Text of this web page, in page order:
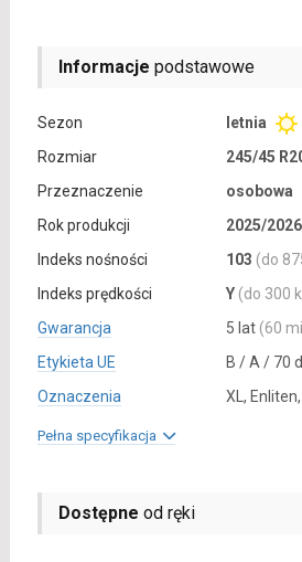
Informacje podstawowe
Sezon
letnia
Rozmiar
245/45
Przeznaczenie
osobowa
Rok produkcji
2025/2026
Indeks nośności
103 (do
Indeks prędkości
Y (do 300
Gwarancja
5 lat (60
Etykieta UE
B / A / 70
Oznaczenia
XL, Enliten,
Pełna specyfikacja
Dostępne od ręki